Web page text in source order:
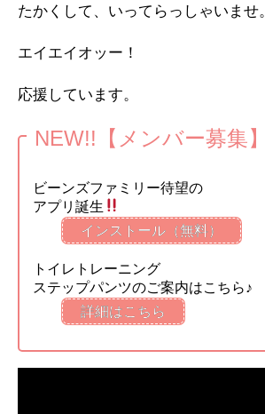
たかくして、いってらっしゃいませ。
エイエイオッー！
応援しています。
NEW!!【メンバー募集】
ビーンズファミリー待望の
アプリ誕生
インストール（無料）
トイレトレーニング
ステップパンツのご案内はこちら♪
詳細はこちら